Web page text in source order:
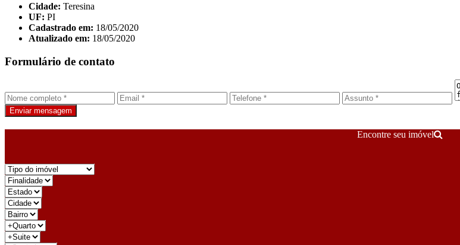
Cidade: Teresina
UF: PI
Cadastrado em: 18/05/2020
Atualizado em: 18/05/2020
Formulário de contato
Enviar mensagem
Encontre seu imóvel